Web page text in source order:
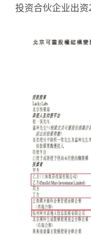
投资合伙企业出资